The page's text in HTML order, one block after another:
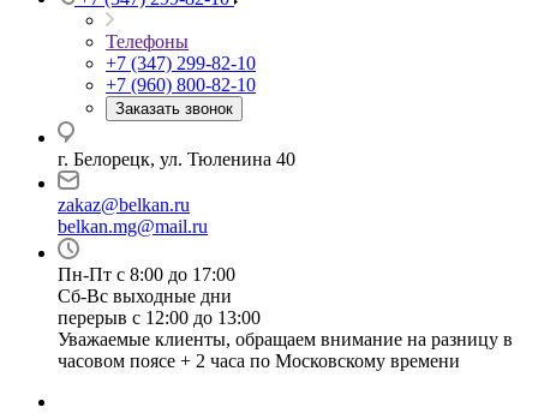
Телефоны
+7 (347) 299-82-10
+7 (960) 800-82-10
Заказать звонок
г. Белорецк, ул. Тюленина 40
zakaz@belkan.ru
belkan.mg@mail.ru
Пн-Пт с 8:00 до 17:00
Сб-Вс выходные дни
перерыв с 12:00 до 13:00
Уважаемые клиенты, обращаем внимание на разницу в
часовом поясе + 2 часа по Московскому времени